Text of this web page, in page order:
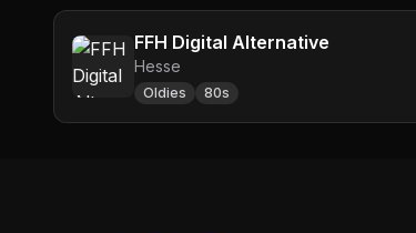
FFH Digital Alternative
Hesse
Oldies 80s